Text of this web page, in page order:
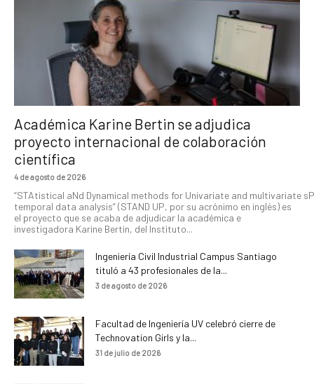
Académica Karine Bertin se adjudica
proyecto internacional de colaboración
científica
4 de agosto de 2026
“STAtistical aNd Dynamical methods for Univariate and multivariate
temporal data analysis” (STAND UP, por su acrónimo en inglés) es
el proyecto que se acaba de adjudicar la académica e
investigadora Karine Bertin, del Instituto...
Ingeniería Civil Industrial Campus Santiago
tituló a 43 profesionales de la...
3 de agosto de 2026
Facultad de Ingeniería UV celebró cierre de
Technovation Girls y la...
31 de julio de 2026